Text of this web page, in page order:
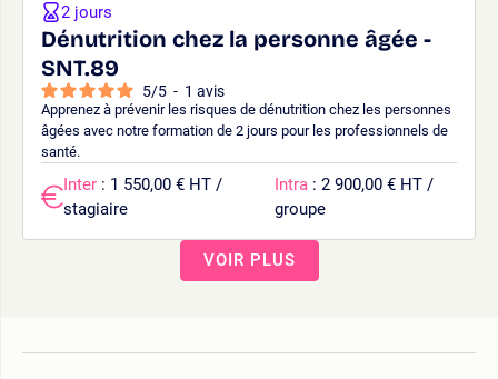
Dénutrition chez la personne âgée -
SNT.89
5/5 - 1 avis
Apprenez à prévenir les risques de dénutrition chez les personnes
âgées avec notre formation de 2 jours pour les professionnels de
santé.
2 jours
Inter : 1 550,00 € HT /
stagiaire
Intra : 2 900,00 € HT /
groupe
VOIR PLUS